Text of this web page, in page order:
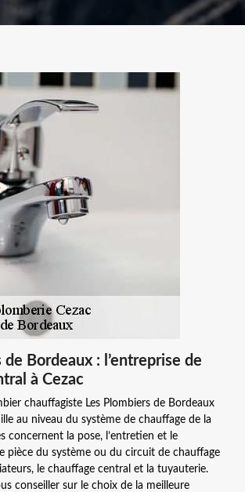
de Bordeaux : l’entreprise de
à Cezac
chauffagiste Les Plombiers de Bordeaux
au niveau du système de chauffage de la
concernent la pose, l’entretien et le
pièce du système ou du circuit de chauffage
le chauffage central et la tuyauterie.
conseiller sur le choix de la meilleure